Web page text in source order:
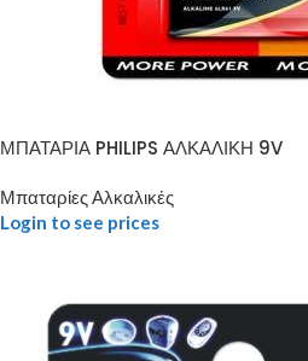
ΜΠΑΤΑΡΙΑ PHILIPS ΑΛΚΑΛΙΚΗ 9V
Μπαταρίες Αλκαλικές
Login to see prices